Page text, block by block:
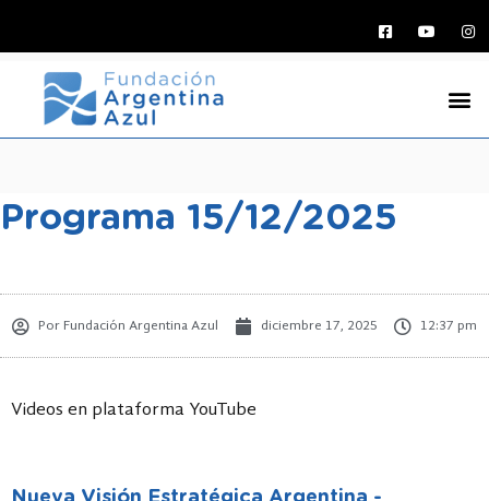
Programa 15/12/2025
Por Fundación Argentina Azul diciembre 17, 2025 12:37 pm
Videos en plataforma YouTube
Nueva Visión Estratégica Argentina -